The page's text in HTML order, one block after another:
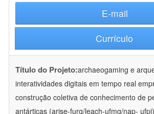
E-mail
Currículo
Título do Projeto:archaeogaming e
interatividades digitais em tempo real
construção coletiva de conhecimento de
antárticas (arise-furg/leach-ufmg/nap- ufpi)